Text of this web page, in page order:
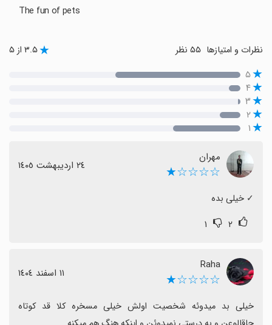
The fun of pets
نظرات و امتیازها ۳.۵ از ۵
۵
۴
۳
۲
۱
مهران
☆☆☆☆★ ٢٤ اردیبهشت ١٤٠٥
‏✓ خیلی بده
۲ ۱
Raha
☆☆☆☆★ ١١ اسفند ١٤٠٤